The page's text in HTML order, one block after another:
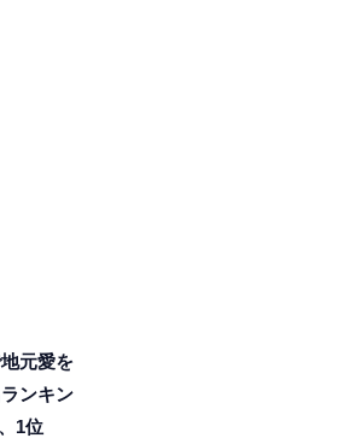
元愛を
ンキン
1位